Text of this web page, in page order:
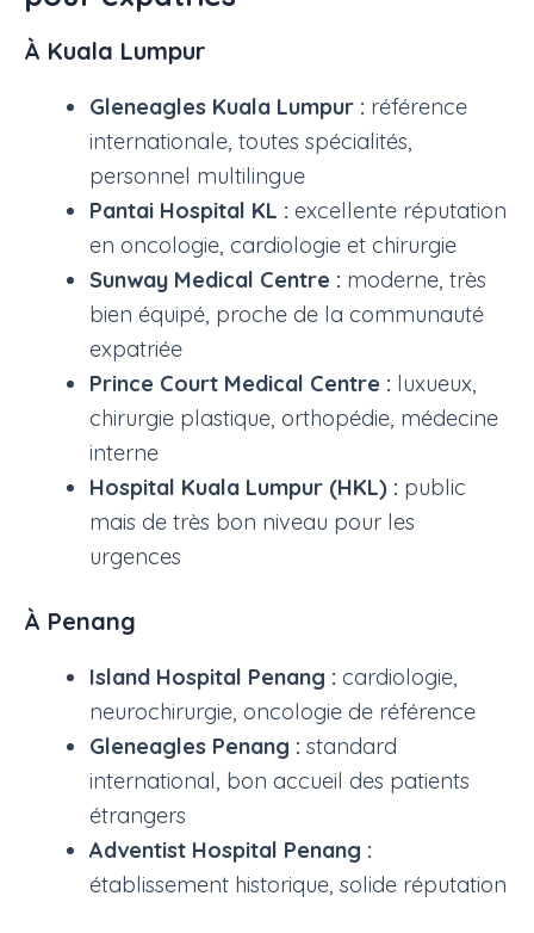
À Kuala Lumpur
Gleneagles Kuala Lumpur : référence
internationale, toutes spécialités,
personnel multilingue
Pantai Hospital KL : excellente réputation
en oncologie, cardiologie et chirurgie
Sunway Medical Centre : moderne, très
bien équipé, proche de la communauté
expatriée
Prince Court Medical Centre : luxueux,
chirurgie plastique, orthopédie, médecine
interne
Hospital Kuala Lumpur (HKL) : public
mais de très bon niveau pour les
urgences
À Penang
Island Hospital Penang : cardiologie,
neurochirurgie, oncologie de référence
Gleneagles Penang : standard
international, bon accueil des patients
étrangers
Adventist Hospital Penang :
établissement historique, solide réputation